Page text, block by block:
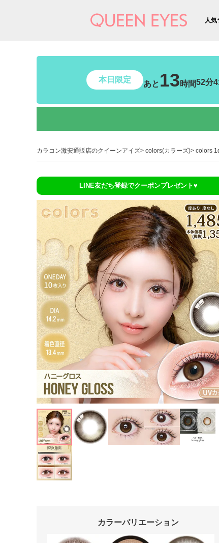
人気
本日限定 あと 13時間52分
カラコン激安通販店のクイーンアイズ colors(カラーズ) colors
LINE友だち登録でクーポンプレゼント♥
カラーバリエーション